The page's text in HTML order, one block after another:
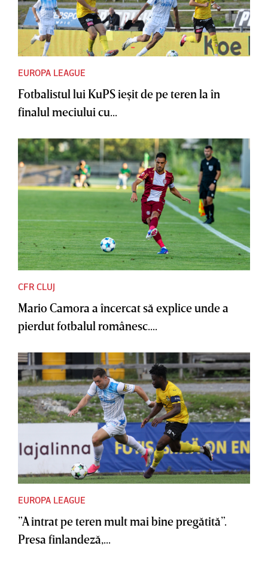
EUROPA LEAGUE
Fotbalistul lui KuPS ieşit de pe teren la în
finalul meciului cu...
CFR CLUJ
Mario Camora a încercat să explice unde a
pierdut fotbalul românesc....
EUROPA LEAGUE
”A intrat pe teren mult mai bine pregătită”.
Presa finlandeză,...